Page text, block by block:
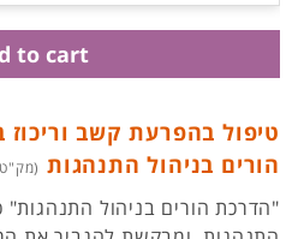
טיפול בהפרעת קשב
הורים בניהול התנהגות (מק"ט :
"הדרכת הורים בניהול התנהגות"
to cart